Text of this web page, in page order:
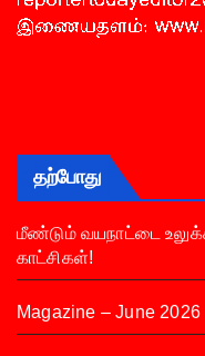
தற்போது
மீண்டும் வயநாட்டை
காட்சிகள்!
Magazine – June 2026